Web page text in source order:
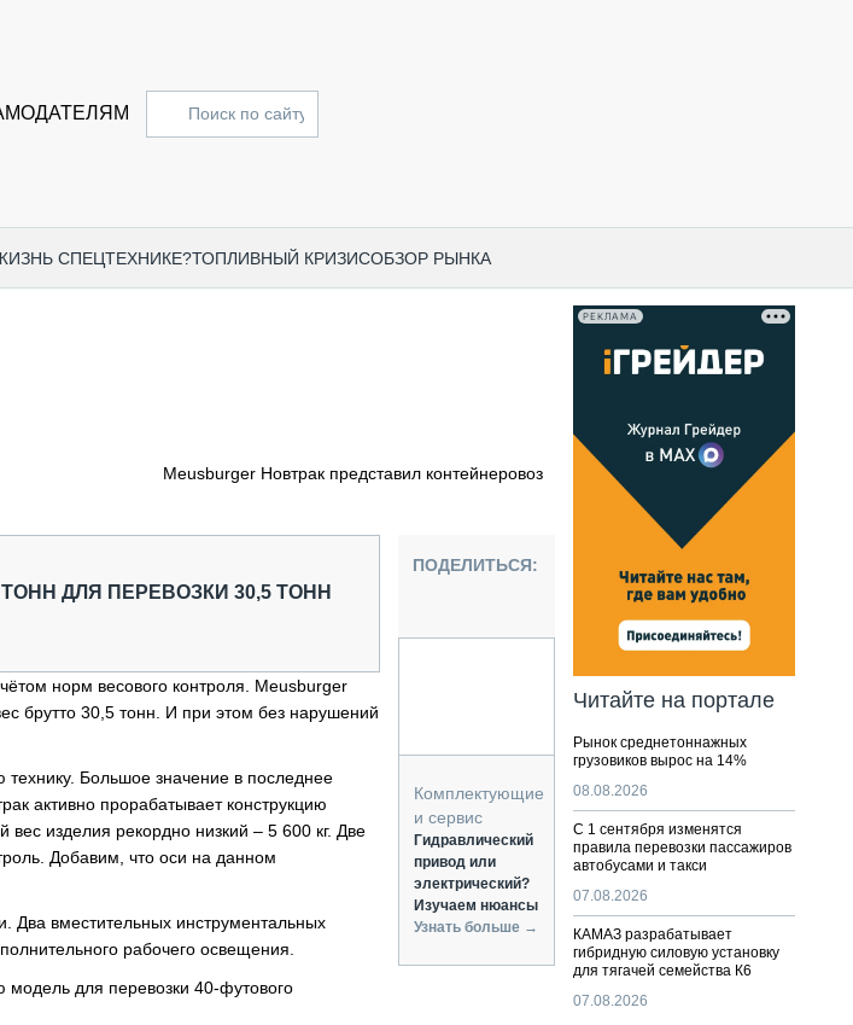
СПЕЦТЕХНИКЕ?ТОПЛИВНЫЙ КРИЗИСОБЗОР РЫНКА
ПОДЪЁМНАЯ ТЕХНИКА
ПАССАЖИРСКИЙ ТРАНСПОРТ
КАРЬЕРНАЯ ТЕХНИКА
ЛОГИСТИКА И СКЛАД
КОМПЛЕКТУЮЩИЕ И СЕРВИС
Meusburger Новтрак представил контейнеровоз
ДЛЯ ПЕРЕВОЗКИ 30,5 ТОНН
норм весового контроля. Meusburger
брутто 30,5 тонн. И при этом без нарушений
Большое значение в последнее
активно прорабатывает конструкцию
изделия рекордно низкий – 5 600 кг. Две
Добавим, что оси на данном
Два вместительных инструментальных
рабочего освещения.
для перевозки 40-футового
ПОДЕЛИТЬСЯ:
Комплектующие
и сервис
Гидравлический
привод или
электрический?
Изучаем нюансы
Узнать больше →
РЕКЛАМА
Читайте на портале
Рынок среднетоннажных
грузовиков вырос на 14%
08.08.2026
С 1 сентября изменятся
правила перевозки пассажиров
автобусами и такси
07.08.2026
КАМАЗ разрабатывает
гибридную силовую установку
для тягачей семейства К6
07.08.2026